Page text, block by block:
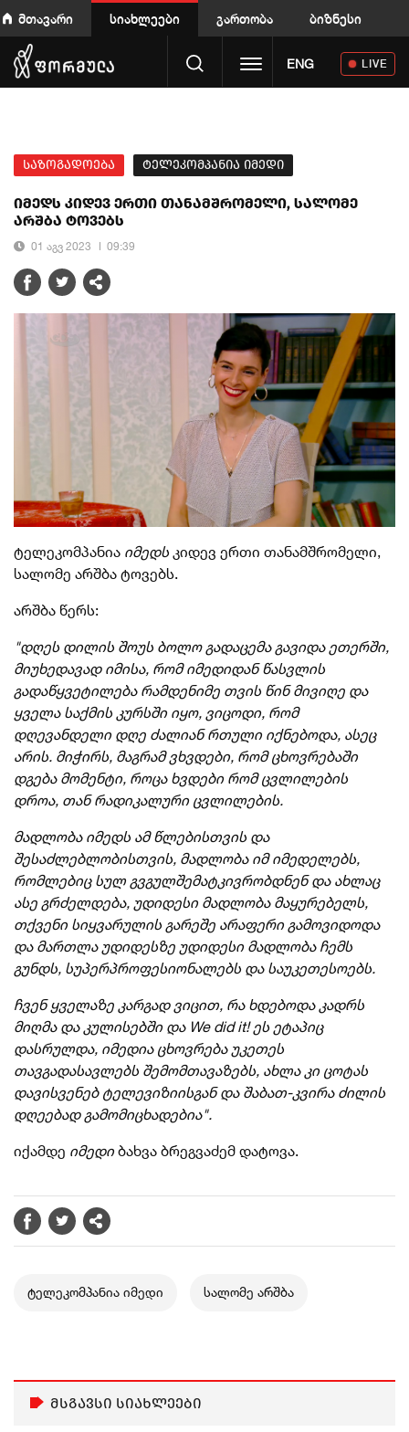
მთავარი სიახლეები გართობა ბიზნესი
Toggle navigation
ENG LIVE
საზოგადოება ტელეკომპანია იმედი
იმედს კიდევ ერთი თანამშრომელი, სალომე
არშბა ტოვებს
01 აგვ 2023 09:39
ტელეკომპანია იმედს კიდევ ერთი თანამშრომელი,
სალომე არშბა ტოვებს.
არშბა წერს:
"დღეს დილის შოუს ბოლო გადაცემა გავიდა ეთერში,
მიუხედავად იმისა, რომ იმედიდან წასვლის
გადაწყვეტილება რამდენიმე თვის წინ მივიღე და
ყველა საქმის კურსში იყო, ვიცოდი, რომ
დღევანდელი დღე ძალიან რთული იქნებოდა, ასეც
არის. მიჭირს, მაგრამ ვხვდები, რომ ცხოვრებაში
დგება მომენტი, როცა ხვდები რომ ცვლილების
დროა, თან რადიკალური ცვლილების.
მადლობა იმედს ამ წლებისთვის და
შესაძლებლობისთვის, მადლობა იმ იმედელებს,
რომლებიც სულ გვგულშემატკივრობდნენ და ახლაც
ასე გრძელდება, უდიდესი მადლობა მაყურებელს,
თქვენი სიყვარულის გარეშე არაფერი გამოვიდოდა
და მართლა უდიდესზე უდიდესი მადლობა ჩემს
გუნდს, სუპერპროფესიონალებს და საუკეთესოებს.
ჩვენ ყველაზე კარგად ვიცით, რა ხდებოდა კადრს
მიღმა და კულისებში და We did it! ეს ეტაპიც
დასრულდა, იმედია ცხოვრება უკეთეს
თავგადასავლებს შემომთავაზებს, ახლა კი ცოტას
დავისვენებ ტელევიზიისგან და შაბათ-კვირა ძილის
დღეებად გამომიცხადებია".
იქამდე იმედიბახვა ბრეგვაძემ დატოვა.
ტელეკომპანია იმედი სალომე არშბა
მსგავსი სიახლეები